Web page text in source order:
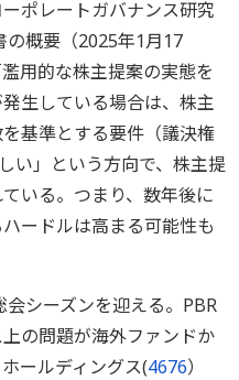
ポレートガバナンス研究
の概要（2025年1月17
用的な株主提案の実態を
生している場合は、株主
基準とする要件（議決権
い」という方向で、株主提
いる。つまり、数年後に
ードルは高まる可能性も
シーズンを迎える。PBR
の問題が海外ファンドか
ールディングス(4676）